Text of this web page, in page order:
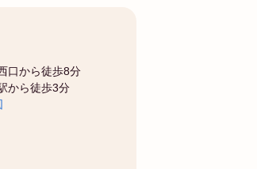
口から徒歩8分
から徒歩3分